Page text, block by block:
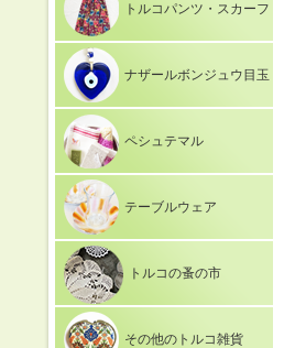
トルコパンツ・スカーフ
ナザールボンジュウ目玉
ペシュテマル
テーブルウェア
トルコの蚤の市
その他のトルコ雑貨